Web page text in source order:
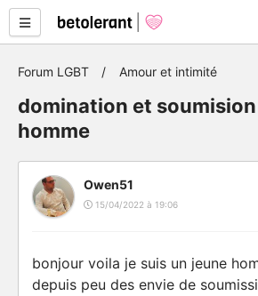
Forum LGBT Amour et intimité
domination et
homme
Owen51
15/04/2022 à 19:06
bonjour voila je suis un jeune
depuis peu des envie de